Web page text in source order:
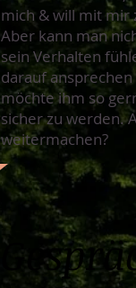
mich & will mit mir
Aber kann man
sein Verhalten
darauf
möchte ihm so
sicher zu werden.
weitermachen?